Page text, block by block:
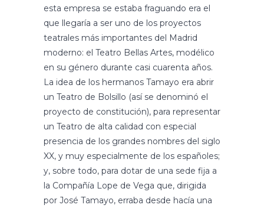
esta empresa se estaba fraguando era el
que llegaría a ser uno de los proyectos
teatrales más importantes del Madrid
moderno: el Teatro Bellas Artes, modélico
en su género durante casi cuarenta años.
La idea de los hermanos Tamayo era abrir
un Teatro de Bolsillo (así se denominó el
proyecto de constitución), para representar
un Teatro de alta calidad con especial
presencia de los grandes nombres del siglo
XX, y muy especialmente de los españoles;
y, sobre todo, para dotar de una sede fija a
la Compañía Lope de Vega que, dirigida
por José Tamayo, erraba desde hacía una